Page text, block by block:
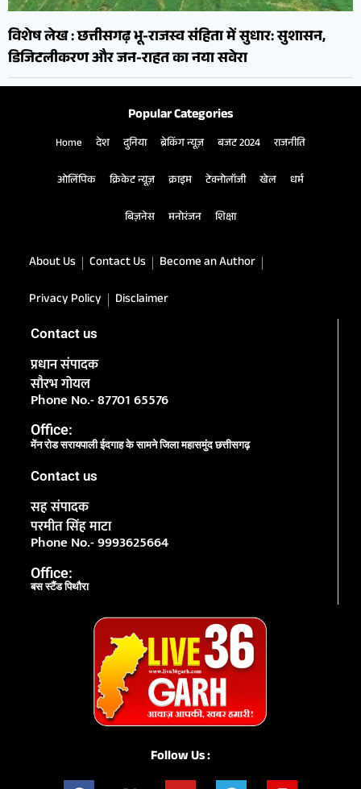
विशेष लेख : छत्तीसगढ़ भू-राजस्व संहिता में सुधार: सुशासन,
डिजिटलीकरण और जन-राहत का नया सवेरा
Popular Categories
Home देश दुनिया ब्रेकिंग न्यूज़ बजट 2024 राजनीति
ओलिंपिक क्रिकेट न्यूज़ क्राइम टेक्नोलॉजी खेल धर्म
बिज़नेस मनोरंजन शिक्षा
About Us Contact Us
Become an Author
Privacy Policy
Disclaimer
Contact us
प्रधान संपादक
सौरभ गोयल
Phone No.- 87701 65576
Office:
मेंन रोड सरायपाली ईदगाह के सामने जिला महासमुंद छत्तीसगढ़
Contact us
सह संपादक
परमीत सिंह माटा
Phone No.- 9993625664
Office:
बस स्टैंड पिथौरा
Follow Us :